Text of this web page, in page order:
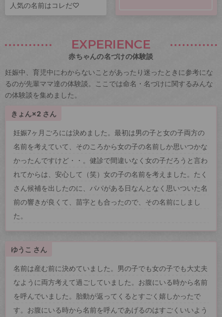
人気の名前はコレだ♡
EXPERIENCE
赤ちゃんの名づけの体験談
妊娠中、育児中にわからないことがあったり迷ったときに参考にな
るのが先輩ママ達の体験談。ここでは命名・名づけに関するみんな
の体験談を集めました。
きょん×2 さん
妊娠7ヶ月ごろには決めました。最初は男の子と女の子両方の
名前を考えていて、そのころから女の子の名前しか思いつかな
かったんですけど・・。健診で間違いなく女の子だろうと言わ
れてからは、安心して（笑）女の子の名前を考えました。たく
さん候補を出したのに、パパがある日なんとなく思いついた名
前の響きが良くて、苗字とも合ったので、その名前にしまし
た。
ゆうこ さん
名前は産む前に決めていました。男の子でも女の子でも大丈夫
なように両方考えて過ごしていました。お腹にいる時から名前
を呼んでいました。胎動が返ってくるとすごく嬉しかったで
す。お腹にいる時から名前を呼んであげるのはすごくいいよう